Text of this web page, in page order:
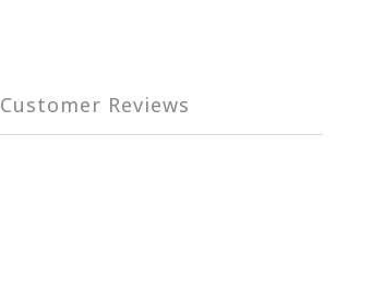
Customer Reviews